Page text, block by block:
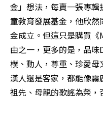
金」想法，每賣一張專
童教育發展基金，他欣
金成立。但這只是購買
由之一，更多的是，品
樸、動人，尊重、珍愛
漢人還是客家，都能像
祖先、母親的歌謠為榮，